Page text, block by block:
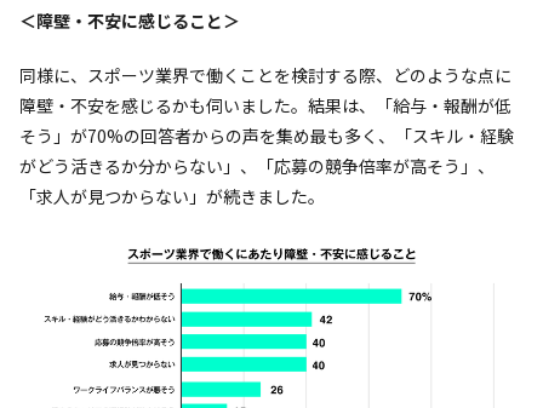
＜障壁・不安に感じること＞
同様に、スポーツ業界で働くことを検討する際、どのような点に
障壁・不安を感じるかも伺いました。結果は、「給与・報酬が低
そう」が70%の回答者からの声を集め最も多く、「スキル・経験
がどう活きるか分からない」、「応募の競争倍率が高そう」、
「求人が見つからない」が続きました。